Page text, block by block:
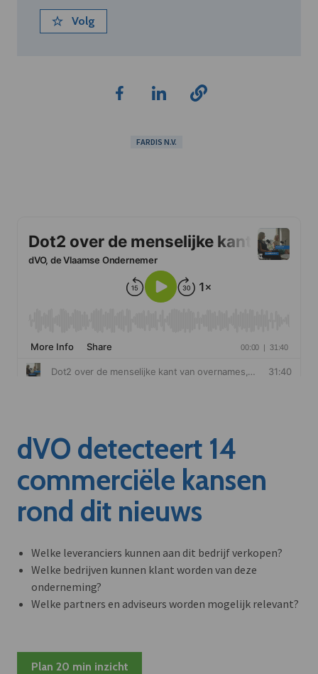
Volg
FARDIS N.V.
dVO detecteert 14
commerciële kansen
rond dit nieuws
Welke leveranciers kunnen aan dit bedrijf verkopen?
Welke bedrijven kunnen klant worden van deze
onderneming?
Welke partners en adviseurs worden mogelijk relevant?
Plan 20 min inzicht